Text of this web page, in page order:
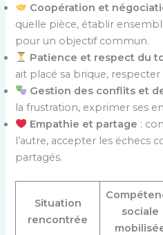
Coopération et
quelle pièce, établir
pour un objectif commun.
Patience et respect du
ait placé sa brique, respecter
Gestion des conflits et
la frustration, exprimer ses
Empathie et partage :
l’autre, accepter les échecs
partagés.
Situation
rencontrée
sociale